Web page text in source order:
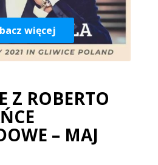
więcej
Z ROBERTO
– MAJ